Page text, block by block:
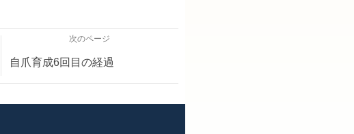
次のページ
自爪育成6回目の経過